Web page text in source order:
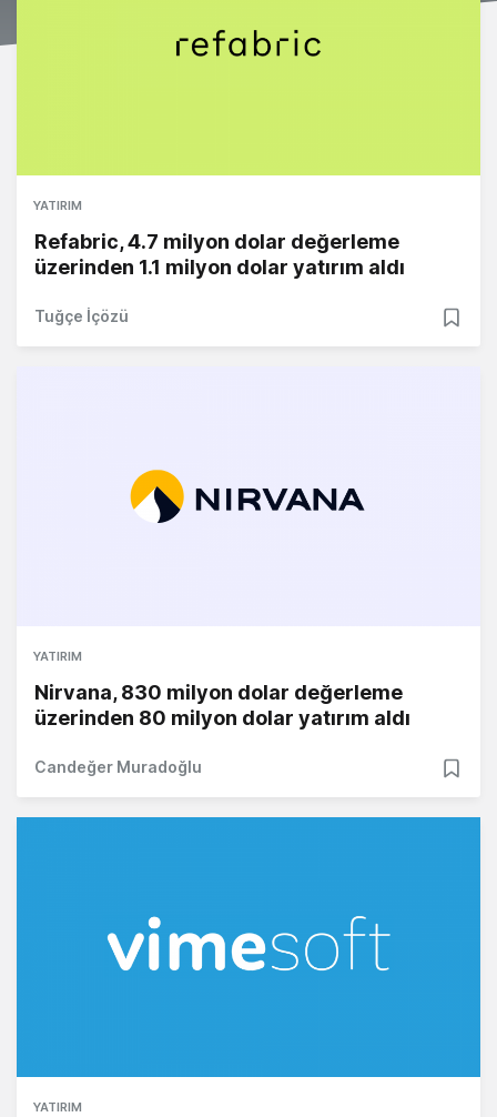
YATIRIM
Refabric, 4.7 milyon dolar değerleme
üzerinden 1.1 milyon dolar yatırım aldı
Tuğçe İçözü
YATIRIM
Nirvana, 830 milyon dolar değerleme
üzerinden 80 milyon dolar yatırım aldı
Candeğer Muradoğlu
YATIRIM